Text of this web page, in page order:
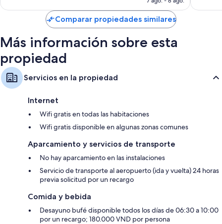
Armarios o vestidores, teteras/pavas eléctricas y servicio de limpieza
de
US$ 100
Comparar propiedades similares
Más información sobre esta
propiedad
Servicios en la propiedad
Internet
Wifi gratis en todas las habitaciones
Wifi gratis disponible en algunas zonas comunes
Aparcamiento y servicios de transporte
No hay aparcamiento en las instalaciones
Servicio de transporte al aeropuerto (ida y vuelta) 24 horas
previa solicitud por un recargo
Comida y bebida
Desayuno bufé disponible todos los días de 06:30 a 10:00
por un recargo; 180.000 VND por persona